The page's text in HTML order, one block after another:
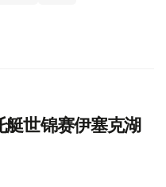
世锦赛伊塞克湖